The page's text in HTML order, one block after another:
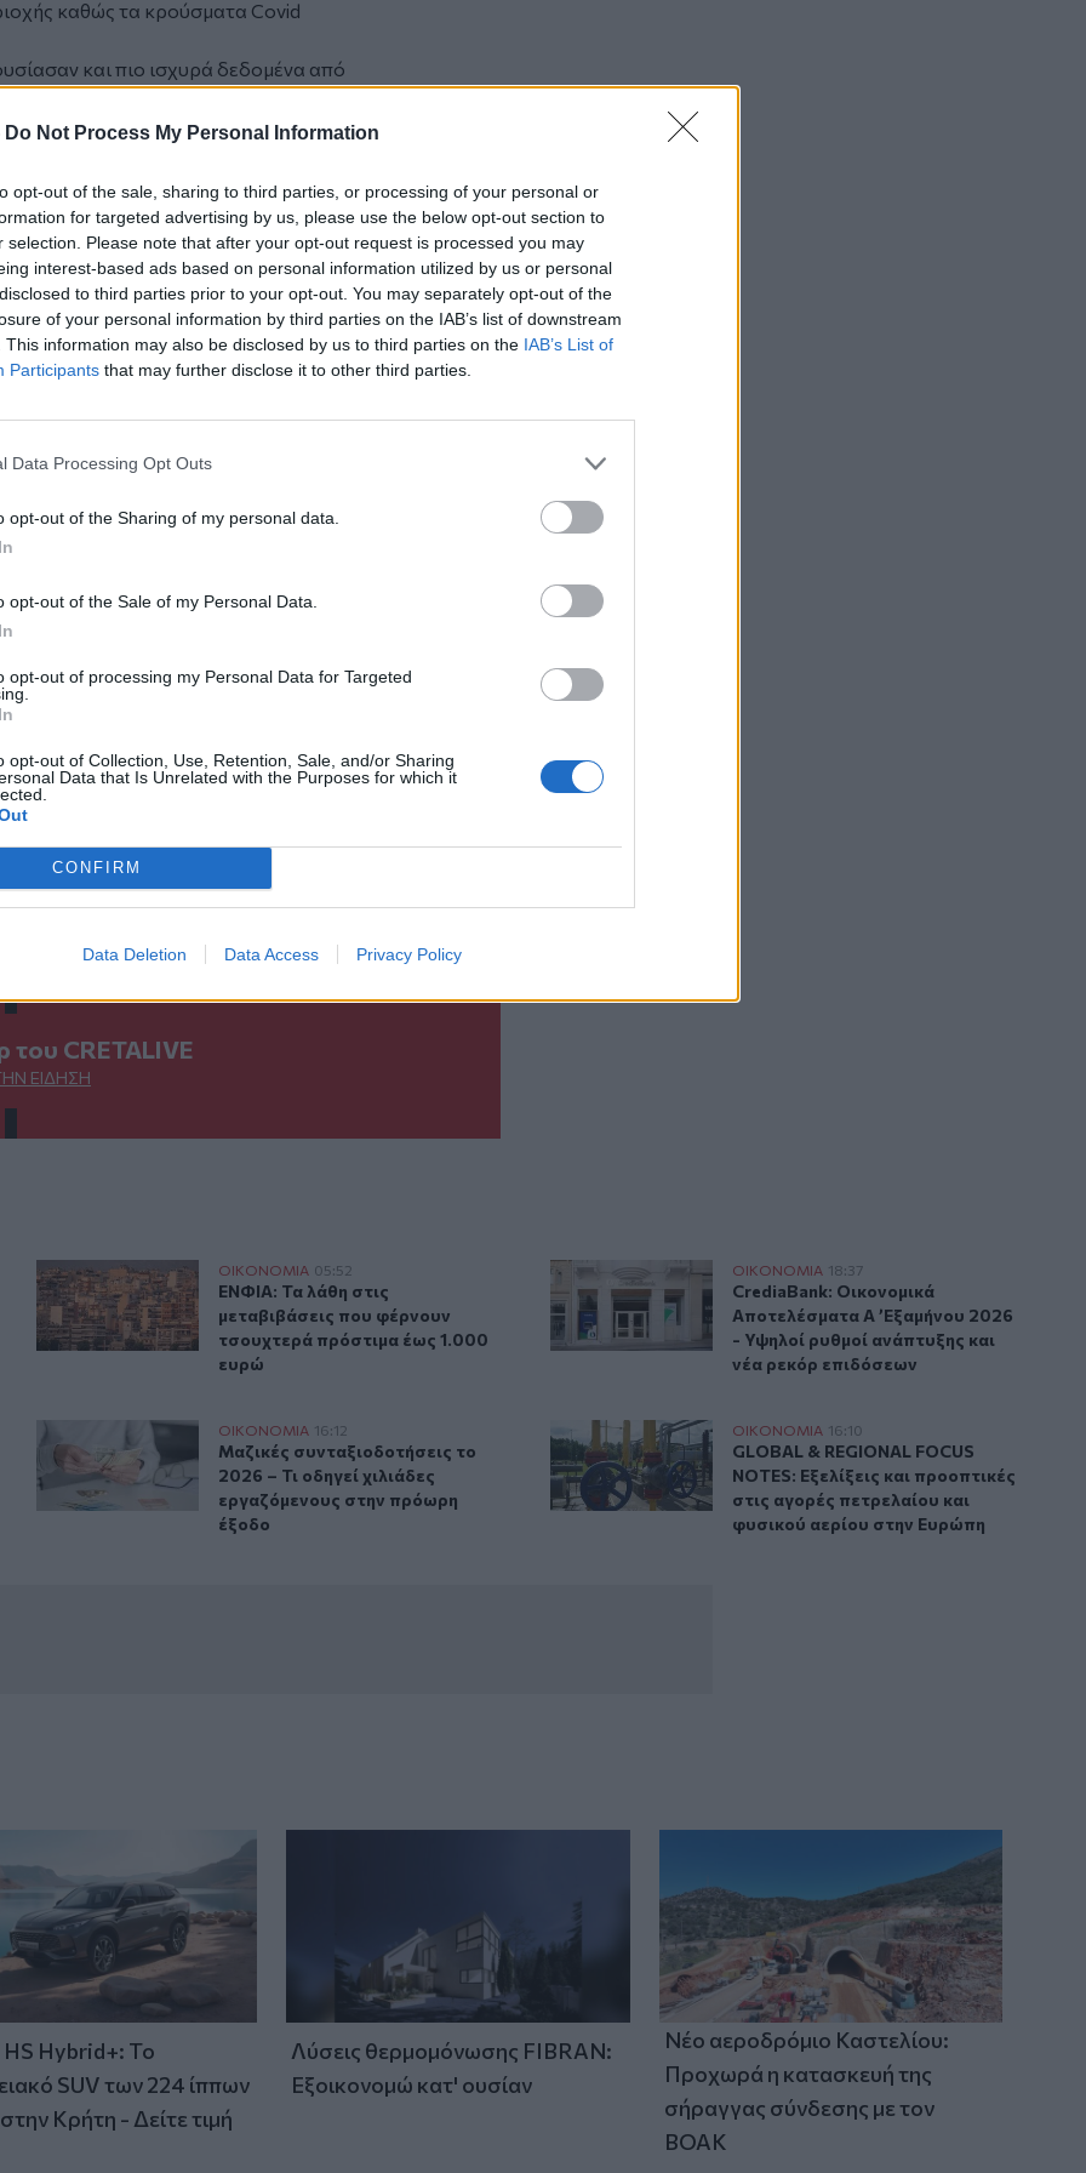
Do Not Process My Personal Information
opt-out of the sale, sharing to third parties, or processing of your personal or
for targeted advertising by us, please use the below opt-out section to
selection. Please note that after your opt-out request is processed you may
interest-based ads based on personal information utilized by us or personal
to third parties prior to your opt-out. You may separately opt-out of the
of your personal information by third parties on the IAB’s list of downstream
This information may also be disclosed by us to third parties on the IAB’s List of
Participants that may further disclose it to other third parties.
Data Processing Opt Outs
opt-out of the Sharing of my personal data.
opt-out of the Sale of my Personal Data.
opt-out of processing my Personal Data for Targeted
opt-out of Collection, Use, Retention, Sale, and/or Sharing
Data that Is Unrelated with the Purposes for which it
CONFIRM
Data Deletion Data Access Privacy Policy
καθώς τα κρούσματα Covid
και πιο ισχυρά δεδομένα από
συμφόρησης στον τομέα της
την εργοστασιακή παραγωγή και να
σε Facebook και Instagram
απαιτεί υπερβάσεις
δουλεύουν από το σπίτι -
Google News
μας στοYouTube
TAGS
του CRETALIVE
ΕΊΔΗΣΗ
23:09
Αγροτικής Εστίας
του Λογαριασμού Αγροτικής Εστίας
ΕΝΦΙΑ: Τα λάθη στις μεταβιβάσεις που φέρνουν τσουχτερά πρόστιμα έως 1.000 ευρώ
ΟΙΚΟΝΟΜΙΑ 05:52
ΕΝΦΙΑ: Τα λάθη στις μεταβιβάσεις που φέρνουν τσουχτερά πρόστιμα έως 1.000 ευρώ
ΕΝΦΙΑ: Τα λάθη στις
μεταβιβάσεις που φέρνουν
τσουχτερά πρόστιμα έως 1.000
ευρώ
CrediaBank: Οικονομικά Αποτελέσματα A ’Εξαμήνου 2026
ΟΙΚΟΝΟΜΙΑ 18:37
CrediaBank: Οικονομικά
CrediaBank: Οικονομικά
Αποτελέσματα A ’Εξαμήνου 2026
- Υψηλοί ρυθμοί ανάπτυξης και
νέα ρεκόρ επιδόσεων
του Λογαριασμού Αγροτικής Εστίας
των δικαιούχων του Λογαριασμού Αγροτικής Εστίας
Μαζικές συνταξιοδοτήσεις το 2026 – Τι οδηγεί χιλιάδες εργαζόμενους στην πρόωρη έξοδο
ΟΙΚΟΝΟΜΙΑ 16:12
Μαζικές συνταξιοδοτήσεις το 2026 – Τι οδηγεί χιλιάδες εργαζόμενους στην πρόωρη έξοδο
Μαζικές συνταξιοδοτήσεις το
2026 – Τι οδηγεί χιλιάδες
εργαζόμενους στην πρόωρη
έξοδο
GLOBAL & REGIONAL FOCUS NOTES: Εξελίξεις και
ΟΙΚΟΝΟΜΙΑ 16:10
GLOBAL & REGIONAL FOCUS NOTES:
GLOBAL & REGIONAL FOCUS
NOTES: Εξελίξεις και προοπτικές
στις αγορές πετρελαίου και
φυσικού αερίου στην Ευρώπη
Hybrid+: Το
SUV των 224 ίππων
Κρήτη - Δείτε τιμή
Λύσεις θερμομόνωσης FIBRAN:
Εξοικονομώ κατ' ουσίαν
Νέο αεροδρόμιο Καστελίου:
Προχωρά η κατασκευή της
σήραγγας σύνδεσης με τον
ΒΟΑΚ